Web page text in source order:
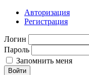
Авторизация
Регистрация
Логин
Пароль
Запомнить меня
Войти